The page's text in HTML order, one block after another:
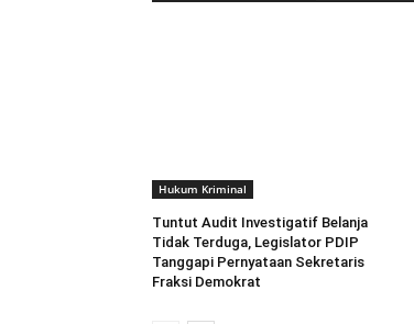
Hukum Kriminal
Tuntut Audit Investigatif Belanja
Tidak Terduga, Legislator PDIP
Tanggapi Pernyataan Sekretaris
Fraksi Demokrat